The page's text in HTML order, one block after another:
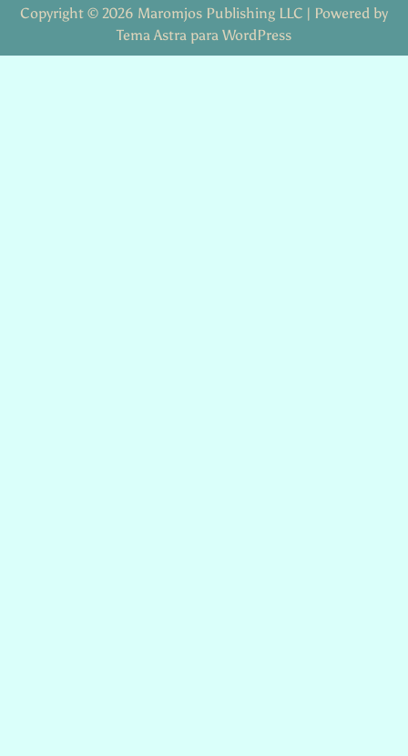
Copyright © 2026 Maromjos Publishing LLC | Powered by
Tema Astra para WordPress